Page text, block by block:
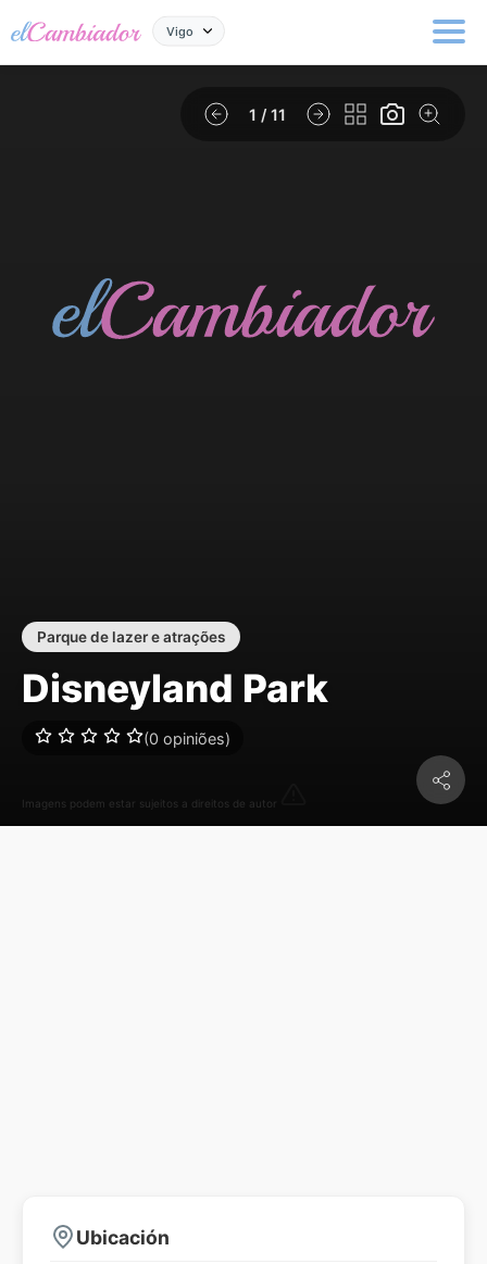
Vigo
1 / 11
Imagens podem estar sujeitos a direitos de autor
Parque de lazer e atrações
Disneyland Park
(0 opiniões)
Ubicación